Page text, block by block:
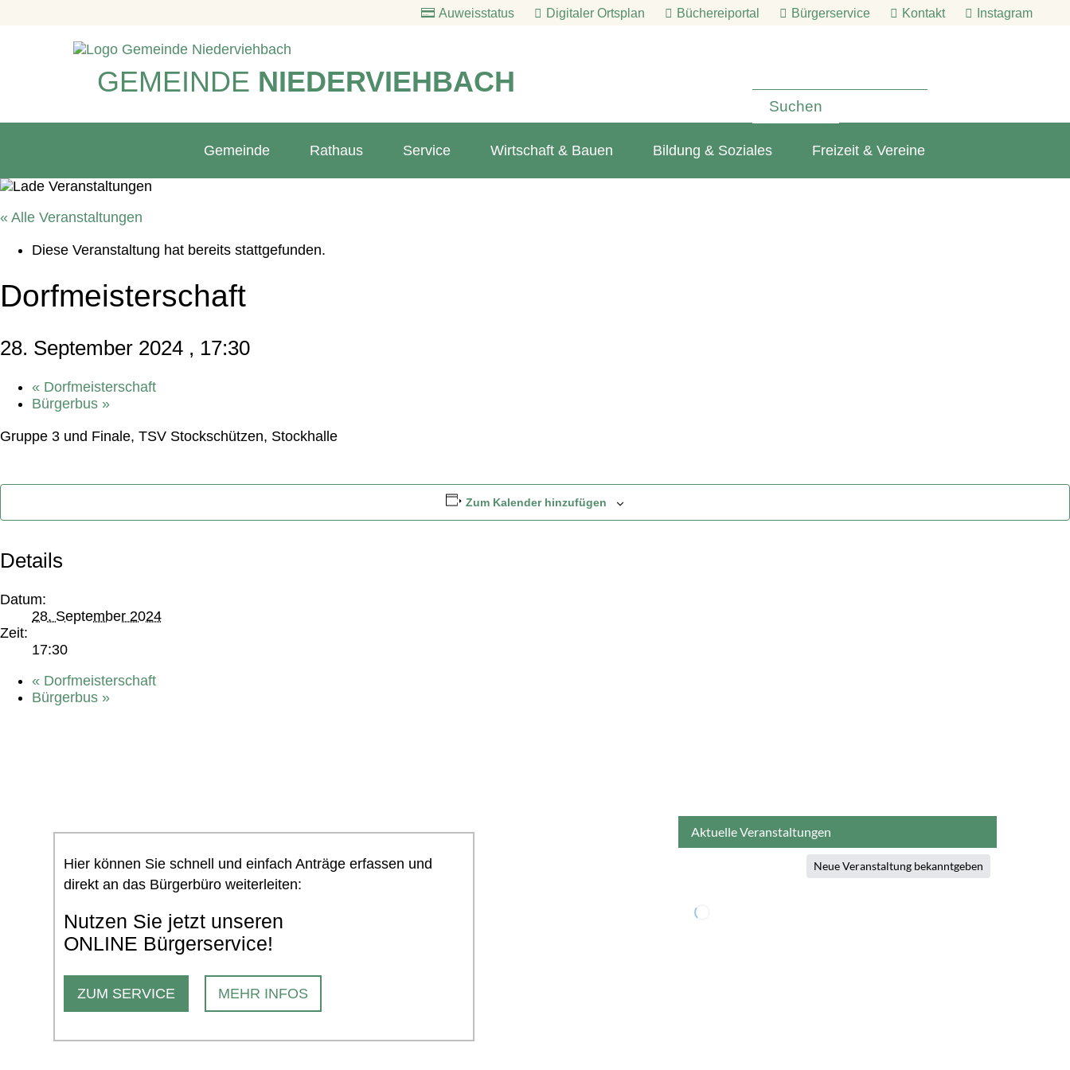
Auweisstatus Digitaler Ortsplan Büchereiportal Bürgerservice Kontakt Instagram
GEMEINDE NIEDERVIEHBACH
Gemeinde Rathaus Service Wirtschaft & Bauen Bildung & Soziales Freizeit & Vereine
« Alle Veranstaltungen
Diese Veranstaltung hat bereits stattgefunden.
Dorfmeisterschaft
28. September 2024 , 17:30
« Dorfmeisterschaft
Bürgerbus »
Gruppe 3 und Finale, TSV Stockschützen, Stockhalle
Zum Kalender hinzufügen
Details
Datum:
28. September 2024
Zeit:
17:30
« Dorfmeisterschaft
Bürgerbus »
Hier können Sie schnell und einfach Anträge erfassen und
direkt an das Bürgerbüro weiterleiten:
Nutzen Sie jetzt unseren
ONLINE Bürgerservice!
ZUM SERVICE MEHR INFOS